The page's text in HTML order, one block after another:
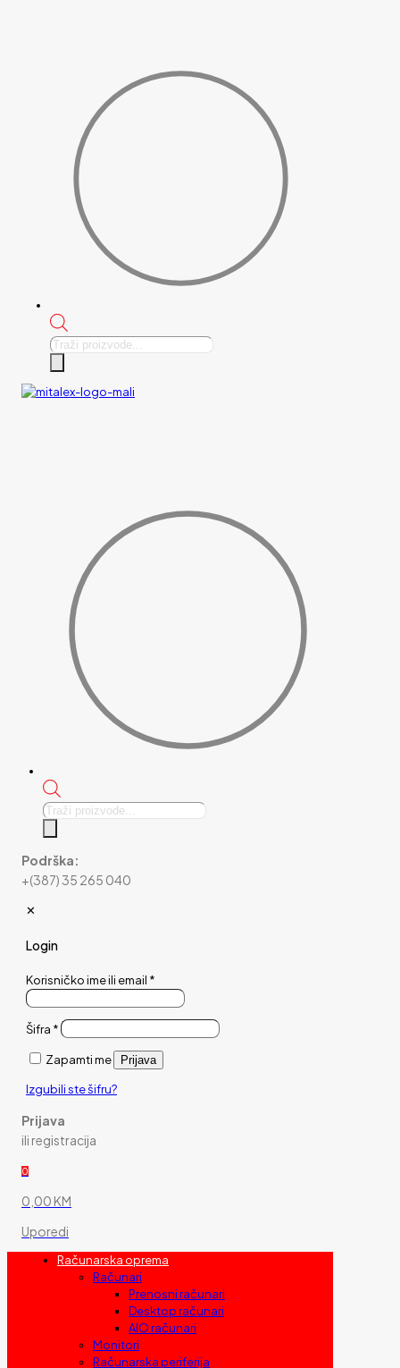
Products
Products
Podrška:
+(387) 35 265 040
✕
Login
Korisničko ime ili email *
Šifra *
Zapamti me Prijava
Izgubili ste šifru?
Prijava
ili registracija
0
0,00 KM
Uporedi
Računarska oprema
Računari
Prenosni računari
Desktop računari
AIO računari
Monitori
Računarska periferija